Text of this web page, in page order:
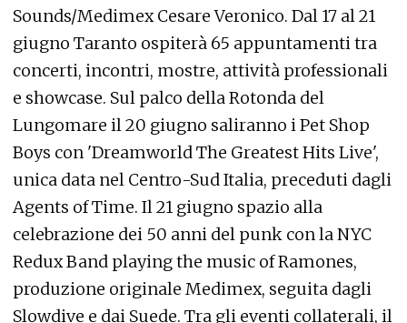
Sounds/Medimex Cesare Veronico. Dal 17 al 21
giugno Taranto ospiterà 65 appuntamenti tra
concerti, incontri, mostre, attività professionali
e showcase. Sul palco della Rotonda del
Lungomare il 20 giugno saliranno i Pet Shop
Boys con 'Dreamworld The Greatest Hits Live',
unica data nel Centro-Sud Italia, preceduti dagli
Agents of Time. Il 21 giugno spazio alla
celebrazione dei 50 anni del punk con la NYC
Redux Band playing the music of Ramones,
produzione originale Medimex, seguita dagli
Slowdive e dai Suede. Tra gli eventi collaterali, il